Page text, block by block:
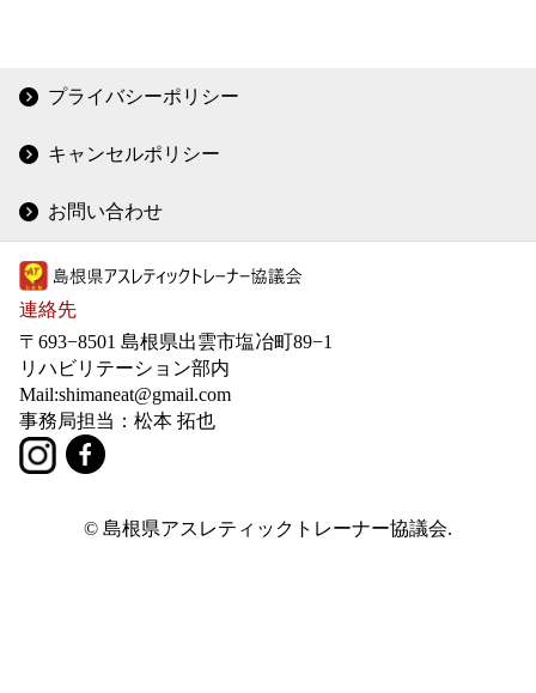
プライバシーポリシー
キャンセルポリシー
お問い合わせ
連絡先
〒693−8501 島根県出雲市塩冶町89−1
リハビリテーション部内
Mail:shimaneat@gmail.com
事務局担当：松本 拓也
© 島根県アスレティックトレーナー協議会.